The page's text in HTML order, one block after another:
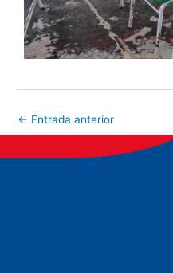
← Entrada anterior